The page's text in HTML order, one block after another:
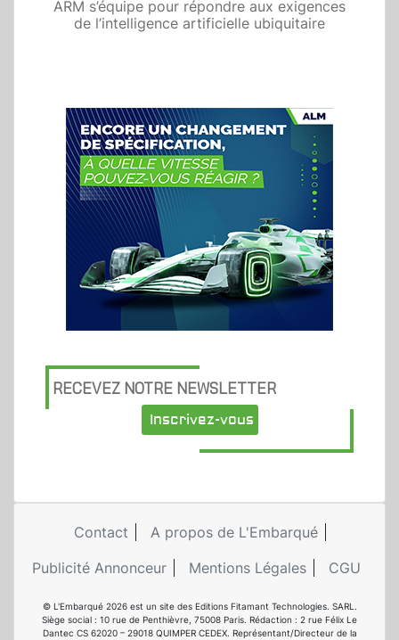
ARM s’équipe pour répondre aux exigences
de l’intelligence artificielle ubiquitaire
RECEVEZ NOTRE NEWSLETTER
Inscrivez-vous
Contact
A propos de L'Embarqué
Publicité Annonceur
Mentions Légales CGU
© L'Embarqué 2026 est un site des Editions Fitamant Technologies. SARL.
Siège social : 10 rue de Penthièvre, 75008 Paris. Rédaction : 2 rue Félix Le
Dantec CS 62020 – 29018 QUIMPER CEDEX. Représentant/Directeur de la